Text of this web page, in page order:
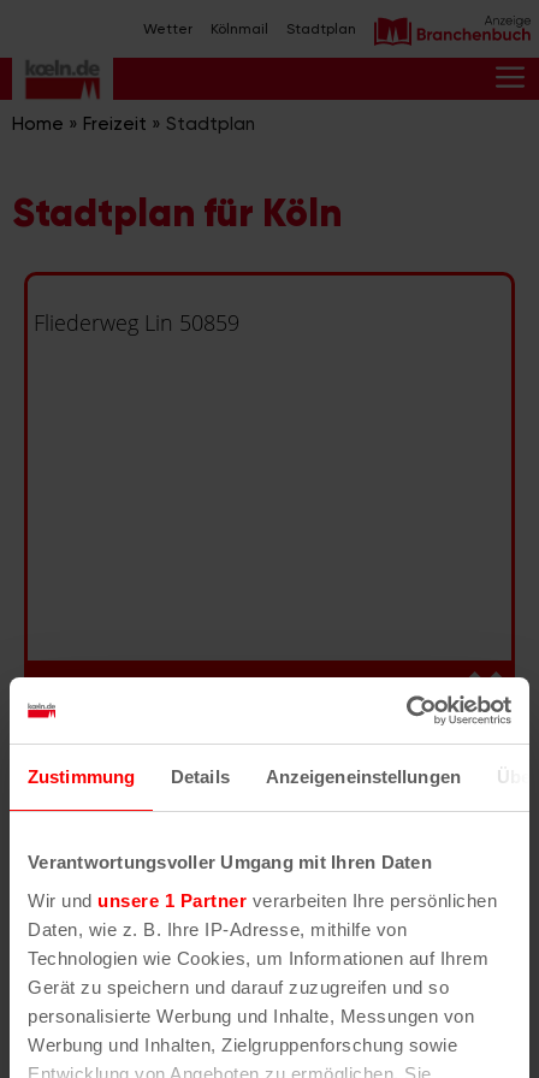
Zustimmung Details Anzeigeneinstellungen
Verantwortungsvoller Umgang mit Ihren Daten
Wir und unsere 1 Partner verarbeiten Ihre persönlichen
Daten, wie z. B. Ihre IP-Adresse, mithilfe von
Technologien wie Cookies, um Informationen auf Ihrem
Gerät zu speichern und darauf zuzugreifen und so
personalisierte Werbung und Inhalte, Messungen von
Werbung und Inhalten, Zielgruppenforschung sowie
Entwicklung von Angeboten zu ermöglichen. Sie
Inhalt
springen
Wetter Kölnmail Stadtplan
Home » Freizeit » Stadtplan
Stadtplan für Köln
Fehler/Problem melden
Darstellung des RVR-Kartenwerks
Stadtplanwerk
erhältst Du unsere koeln.de-Karte mit vielen
weiteren Details wie z.B. Hausnummern.
Unser Stadtplan basiert auf Daten des
OpenStreetMap
-Projekts (
© OpenStreetMap
Mitwirkende
) und von OpenCycleMap.org